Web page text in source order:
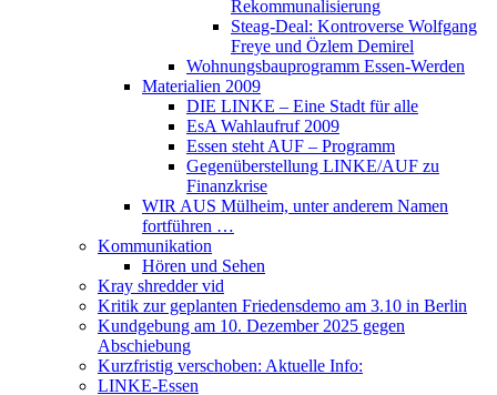
Rekommunalisierung
Steag-Deal: Kontroverse Wolfgang
Freye und Özlem Demirel
Wohnungsbauprogramm Essen-Werden
Materialien 2009
DIE LINKE – Eine Stadt für alle
EsA Wahlaufruf 2009
Essen steht AUF – Programm
Gegenüberstellung LINKE/AUF zu
Finanzkrise
WIR AUS Mülheim, unter anderem Namen
fortführen …
Kommunikation
Hören und Sehen
Kray shredder vid
Kritik zur geplanten Friedensdemo am 3.10 in Berlin
Kundgebung am 10. Dezember 2025 gegen
Abschiebung
Kurzfristig verschoben: Aktuelle Info:
LINKE-Essen